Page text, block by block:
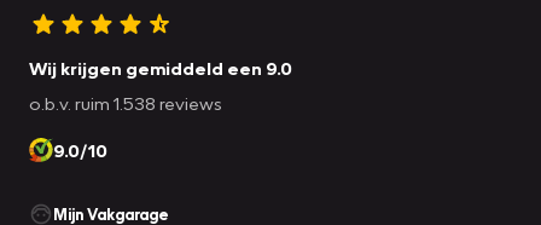
Wij krijgen gemiddeld een 9.0
o.b.v. ruim 1.538 reviews
9.0/10
Mijn Vakgarage